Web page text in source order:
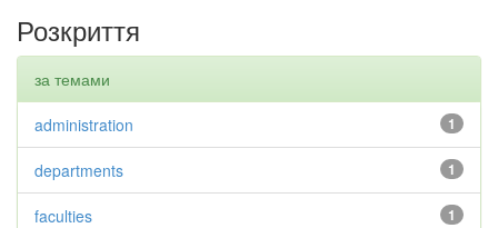
Розкриття
за темами
1
administration
1
departments
1
faculties